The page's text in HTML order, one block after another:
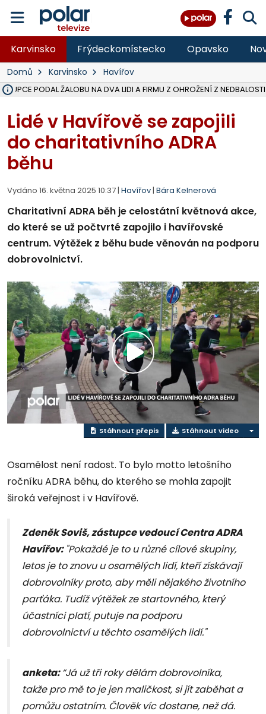
Karvinsko Frýdeckomístecko Opavsko
Domů Karvinsko Havířov
PODAL ŽALOBU NA DVA LIDI A FIRMU Z OHROŽENÍ Z NEDBALOSTI
Lidé v Havířově se zapojili
do charitativního ADRA
běhu
Vydáno 16. května 2025 10:37 | Havířov | Bára Kelnerová
Charitativní ADRA běh je celostátní květnová akce,
do které se už počtvrté zapojilo i havířovské
centrum. Výtěžek z běhu bude věnován na podporu
dobrovolnictví.
Přehrát
video
Stáhnout přepis Stáhnout video
Osamělost není radost. To bylo motto letošního
ročníku ADRA běhu, do kterého se mohla zapojit
široká veřejnost i v Havířově.
Zdeněk Soviš, zástupce vedoucí Centra ADRA
Havířov: "Pokaždé je to u různé cílové skupiny,
letos je to znovu u osamělých lidí, kteří získávají
dobrovolníky proto, aby měli nějakého životního
parťáka. Tudíž výtěžek ze startovného, který
účastníci platí, putuje na podporu
dobrovolnictví u těchto osamělých lidí."
anketa:“Já už tři roky dělám dobrovolníka,
takže pro mě to je jen maličkost, si jít zaběhat a
pomůžu ostatním. Člověk víc dostane, než dá.